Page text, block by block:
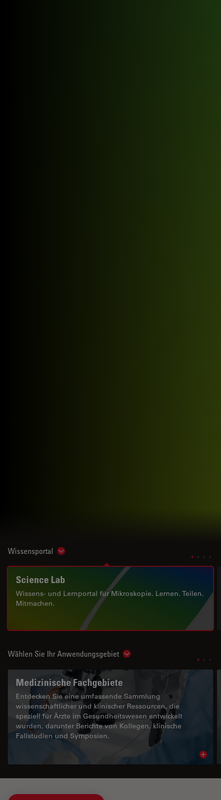
Wissensportal Show subnavigation
Science Lab
Wissens- und Lernportal für Mikroskopie. Lernen. Teilen.
Mitmachen.
Wählen Sie Ihr Anwendungsgebiet Show subnavigation
Medizinische Fachgebiete
Entdecken Sie eine umfassende Sammlung
wissenschaftlicher und klinischer Ressourcen, die
speziell für Ärzte im Gesundheitswesen entwickelt
wurden, darunter Berichte von Kollegen, klinische
Fallstudien und Symposien.